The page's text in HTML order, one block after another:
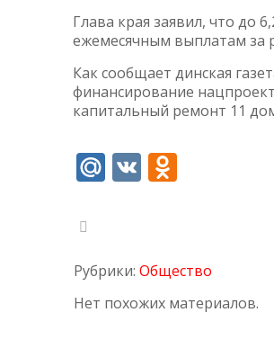
Глава края заявил, что до
ежемесячным выплатам за
Как сообщает динская
финансирование
капитальный ремонт 11
Mail.Ru
VK
Рубрики: Общество
Нет похожих материалов.